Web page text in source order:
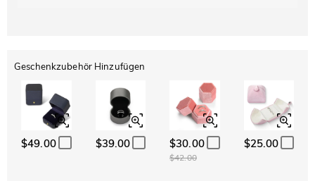
Geschenkzubehör Hinzufügen
$49.00 $39.00 $30.00
$42.00
$25.00